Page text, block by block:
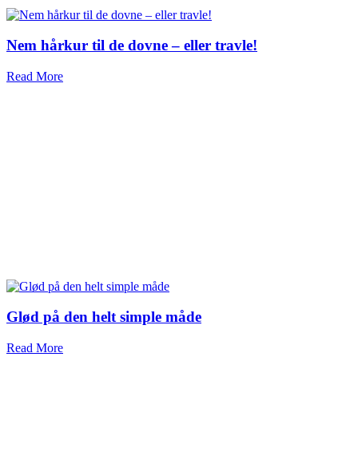
Nem hårkur til de dovne – eller travle!
Read More
Glød på den helt simple måde
Read More